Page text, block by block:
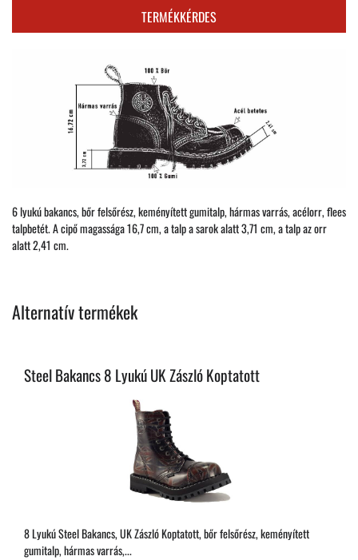
TERMÉKKÉRDES
6 lyukú bakancs, bőr felsőrész, keményített gumitalp, hármas varrás, acélorr, flees
talpbetét. A cipő magassága 16,7 cm, a talp a sarok alatt 3,71 cm, a talp az orr
alatt 2,41 cm.
Alternatív termékek
Steel Bakancs 8 Lyukú UK Zászló Koptatott
8 Lyukú Steel Bakancs, UK Zászló Koptatott, bőr felsőrész, keményített
gumitalp, hármas varrás,...